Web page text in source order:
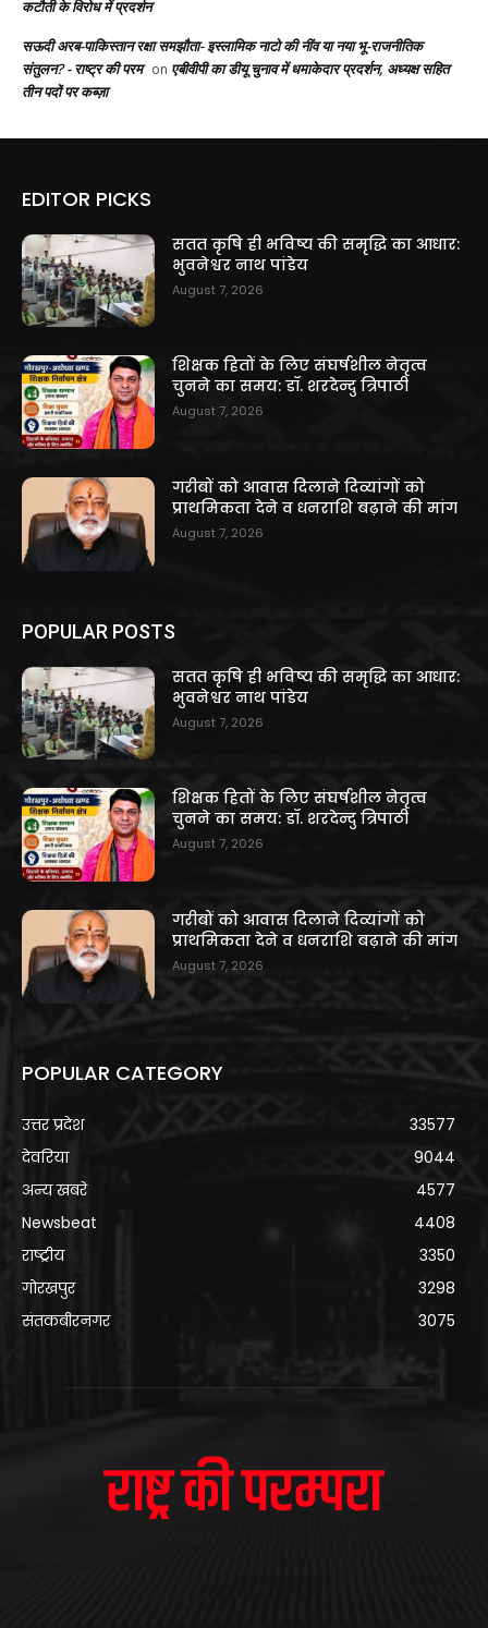
कटौती के विरोध में प्रदर्शन
सऊदी अरब-पाकिस्तान रक्षा समझौता- इस्लामिक नाटो की नींव या नया भू-राजनीतिक
संतुलन? - राष्ट्र की परम on एबीवीपी का डीयू चुनाव में धमाकेदार प्रदर्शन, अध्यक्ष सहित
तीन पदों पर कब्ज़ा
EDITOR PICKS
सतत कृषि ही भविष्य की समृद्धि का आधार:
भुवनेश्वर नाथ पांडेय
August 7, 2026
शिक्षक हितों के लिए संघर्षशील नेतृत्व
चुनने का समय: डॉ. शरदेन्दु त्रिपाठी
August 7, 2026
गरीबों को आवास दिलाने दिव्यांगों को
प्राथमिकता देने व धनराशि बढ़ाने की मांग
August 7, 2026
POPULAR POSTS
सतत कृषि ही भविष्य की समृद्धि का आधार:
भुवनेश्वर नाथ पांडेय
August 7, 2026
शिक्षक हितों के लिए संघर्षशील नेतृत्व
चुनने का समय: डॉ. शरदेन्दु त्रिपाठी
August 7, 2026
गरीबों को आवास दिलाने दिव्यांगों को
प्राथमिकता देने व धनराशि बढ़ाने की मांग
August 7, 2026
POPULAR CATEGORY
उत्तर प्रदेश
33577
देवरिया
9044
अन्य खबरे
4577
Newsbeat
4408
राष्ट्रीय
3350
गोरखपुर
3298
संतकबीरनगर
3075